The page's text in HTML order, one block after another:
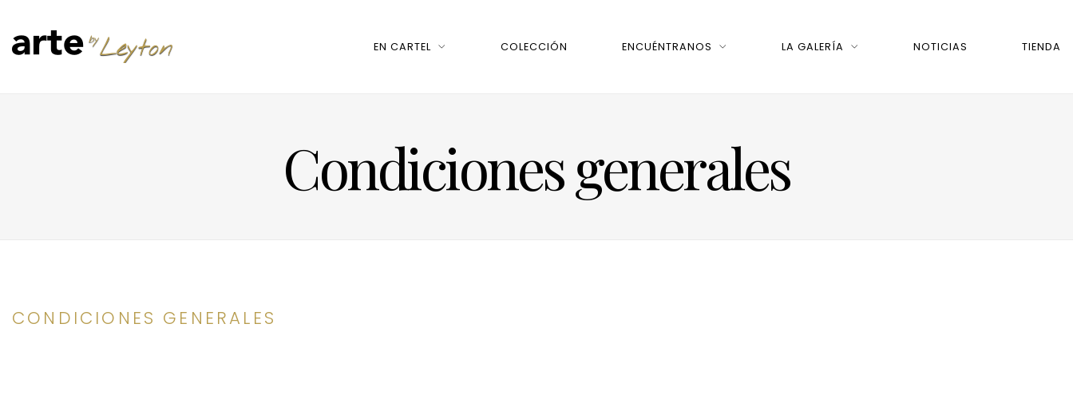
EN CARTEL COLECCIÓN ENCUÉNTRANOS LA GALERÍA NOTICIAS TIENDA
Condiciones generales
CONDICIONES GENERALES